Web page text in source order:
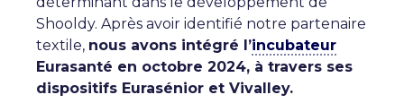
Shooldy. Après avoir identifié notre partenaire
textile, nous avons intégré l’incubateur
Eurasanté en octobre 2024, à travers ses
dispositifs Eurasénior et Vivalley.